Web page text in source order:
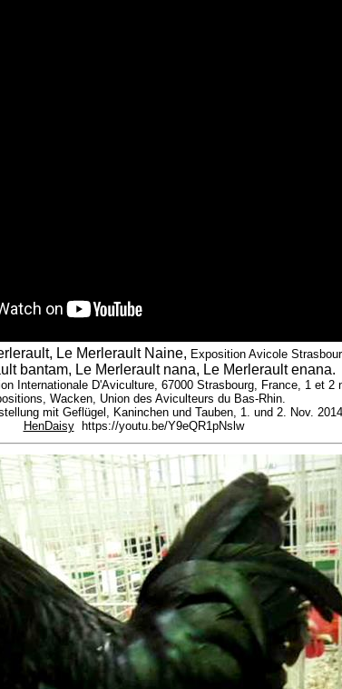
Le Merlerault Naine, Exposition Avicole
bantam, Le Merlerault nana, Le Merlerault enana.
Internationale D'Aviculture, 67000 Strasbourg, France, 1 et 2
Wacken, Union des Aviculteurs du Bas-Rhin.
mit Geflügel, Kaninchen und Tauben, 1. und 2. Nov.
HenDaisyhttps://youtu.be/Y9eQR1pNslw